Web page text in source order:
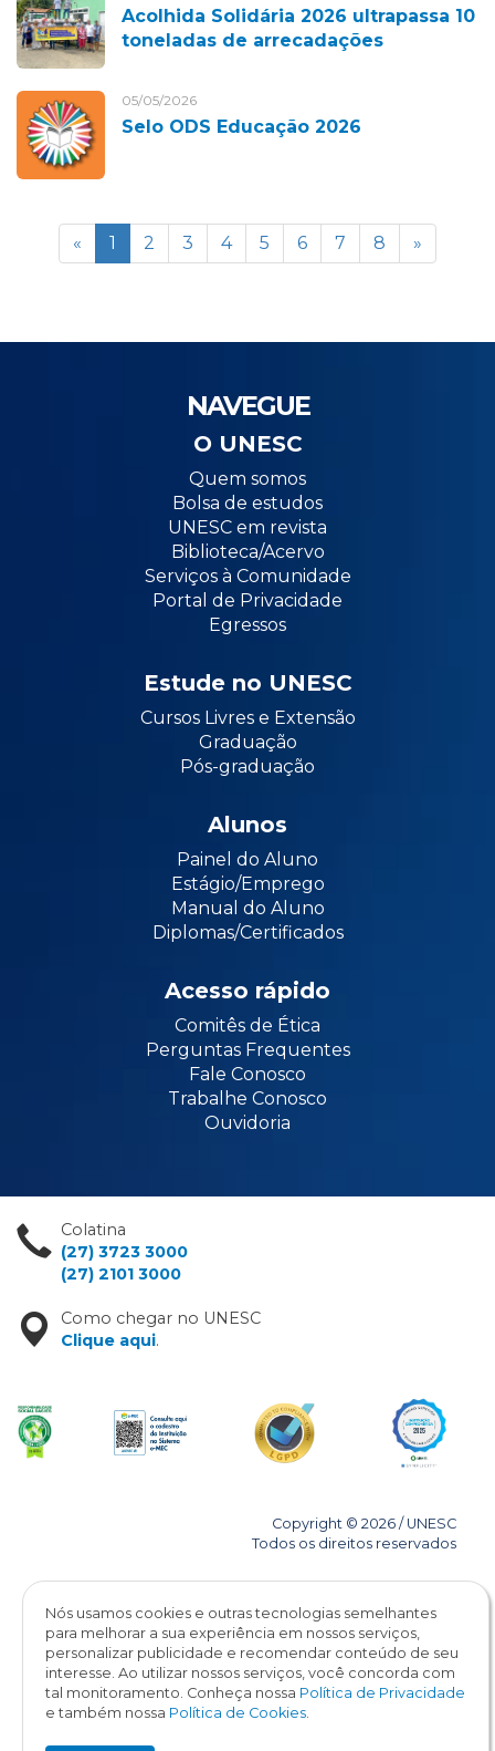
Acolhida Solidária 2026 ultrapassa 10
toneladas de arrecadações
05/05/2026
Selo ODS Educação 2026
« 1 2 3 4 5 6 7 8 »
NAVEGUE
O UNESC
Quem somos
Bolsa de estudos
UNESC em revista
Biblioteca/Acervo
Serviços à Comunidade
Portal de Privacidade
Egressos
Estude no UNESC
Cursos Livres e Extensão
Graduação
Pós-graduação
Alunos
Painel do Aluno
Estágio/Emprego
Manual do Aluno
Diplomas/Certificados
Acesso rápido
Comitês de Ética
Perguntas Frequentes
Fale Conosco
Trabalhe Conosco
Ouvidoria
Colatina
(27) 3723 3000
(27) 2101 3000
Como chegar no UNESC
Clique aqui.
Copyright © 2026 / UNESC
Todos os direitos reservados
Nós usamos cookies e outras tecnologias semelhantes
para melhorar a sua experiência em nossos serviços,
personalizar publicidade e recomendar conteúdo de seu
interesse. Ao utilizar nossos serviços, você concorda com
tal monitoramento. Conheça nossa Política de Privacidade
e também nossa Política de Cookies.